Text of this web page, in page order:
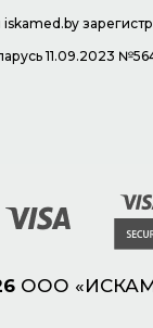
iskamed.by
11.09.2023
ООО